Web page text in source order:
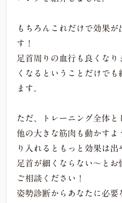
もちろんこれだけで効果が
す！
足首周りの血行も良くなり
くなるということだけでも
ます。
ただ、トレーニング全体
他の大きな筋肉も動かすよ
り入れるともっと効果は出
足首が細くならない〜と
ご相談ください！
姿勢診断からあなたに必要